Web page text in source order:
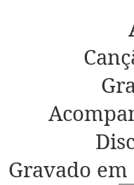
Gravado em